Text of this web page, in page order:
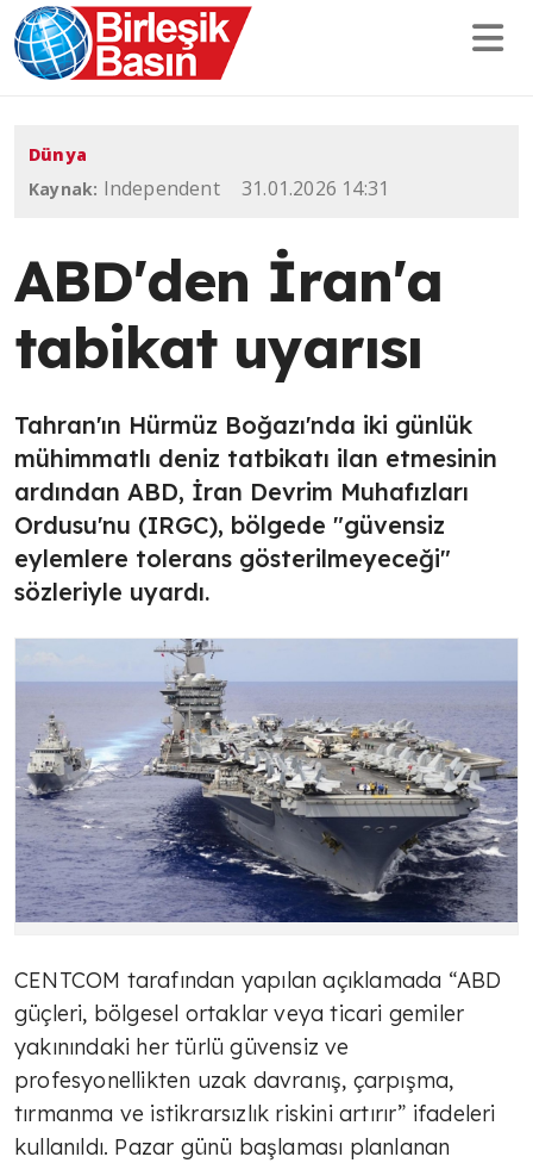
Dünya
Kaynak: Independent 31.01.2026 14:31
ABD'den İran'a
tabikat uyarısı
Tahran'ın Hürmüz Boğazı'nda iki günlük
mühimmatlı deniz tatbikatı ilan etmesinin
ardından ABD, İran Devrim Muhafızları
Ordusu'nu (IRGC), bölgede "güvensiz
eylemlere tolerans gösterilmeyeceği"
sözleriyle uyardı.
CENTCOM tarafından yapılan açıklamada “ABD
güçleri, bölgesel ortaklar veya ticari gemiler
yakınındaki her türlü güvensiz ve
profesyonellikten uzak davranış, çarpışma,
tırmanma ve istikrarsızlık riskini artırır” ifadeleri
kullanıldı. Pazar günü başlaması planlanan